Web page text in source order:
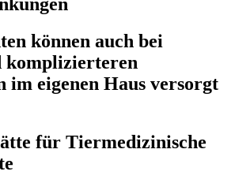
können auch bei
komplizierteren
im eigenen Haus versorgt
für Tiermedizinische